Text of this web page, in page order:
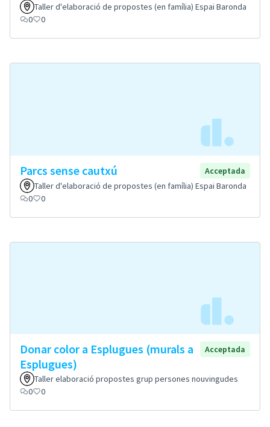
Taller d'elaboració de propostes (en família) Espai Baronda
0
0
Parcs sense cautxú
Acceptada
Taller d'elaboració de propostes (en família) Espai Baronda
0
0
Donar color a Esplugues (murals a
Esplugues)
Acceptada
Taller elaboració propostes grup persones nouvingudes
0
0